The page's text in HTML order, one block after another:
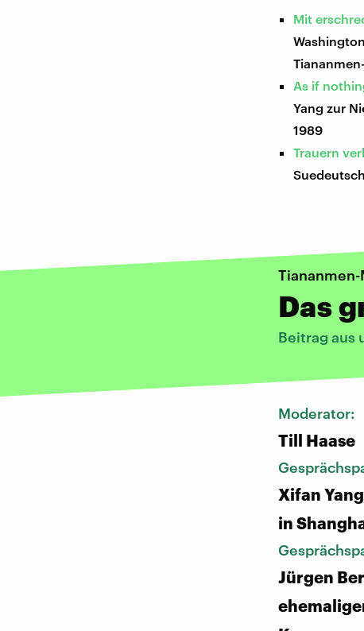
Mit
As if
Yang zur
1989
Trauern
Tiananmen-
Das
Beitrag aus
Moderator:
Till Haase
Xifan
in
Jürgen